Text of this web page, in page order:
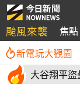
颱風來襲 焦點
新電玩大觀園
大谷翔平